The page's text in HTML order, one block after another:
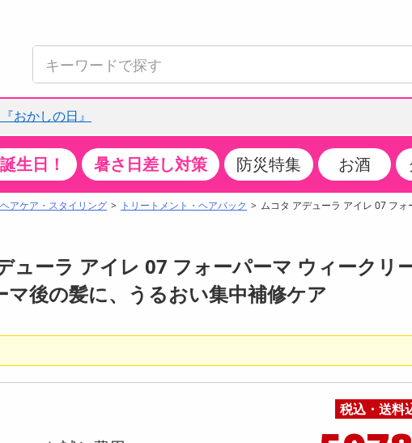
おかしの日』
すべて見る 特設コーナー
特集一覧
クチコミで選ばれた人気商品
ポイント
食品・調味料
パン・シリアル・コーンフレーク
チーズ・ヨーグルト・乳製品・卵
缶詰・瓶詰・ジャム・はちみつ
料理の素
生鮮食品
魚介類・シーフード・水産加工品
フルーツ・果物・果物加工品
ミールキット
加工食品
インスタント・レトルト・冷凍食品・惣菜
お菓子
クッキー・クラッカー
キャンディ・ガム・タブレット
チョコレート
ナッツ・ドライフルーツ
アイス・スイーツ
ケーキ・スイーツ
お菓子・スイーツギフト
飲料
お茶・紅茶（ソフトドリンク）
コーヒー（ソフトドリンク）
トクホ
栄養ドリンク・エナジードリンク
お酒
ワイン
日本酒・焼酎
果実酒・梅酒
チューハイ・カクテル
洗剤
洗濯用洗剤・柔軟剤・漂白剤
バス・お風呂用洗剤
住居用洗剤
洗剤ギフト
キッチン・日用品
洗濯用品
トイレ・バス用品
日用品
ヘルスケア・衛生用品
ヘアケア・ボデ
ボディケア
ビューティーケア
ベースメイク・メイクアップ・ネイル
ナチュラル・オーガニックコスメ
健康・ダイエッ
ダイエット
サプリメント
スポーツサプリメント・ドリンク
健康グッズ
医薬品・医薬部外
指定第二類医薬品
第三類医薬品
インテリア・家
寝具・布団
マット・カーペット・クッション
チェア・ソファ
インテリア雑貨
ファッション
ボトムス
シューズ
財布・小物
時計
家電
キッチン家電
冷房・暖房器具・空調
パソコン・プリンター・パソコン周辺機器
記録メディア・メモリーカード
ベビー・キッズ
授乳グッズ
食事グッズ
家具・寝具
マタニティ
ペット用品
猫用品
その他 ペット用品
生日！ 暑さ日差し対策 防災特集 お酒
ヘアケア・スタイリング トリートメント・ヘアパック ムコタ アデューラ アイレ 07 フ
ューラ アイレ 07 フォーパーマ ウィークリ
後の髪に、うるおい集中補修ケア
税込・送料
【6個】かけうま！明太クリーム麺の素 140
【2個】 ごろごろナッツナッツ